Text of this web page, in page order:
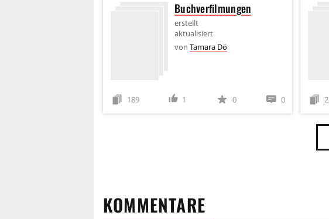
Buchverfilmungen
erstellt
aktualisiert
von Tamara Dö
189 1 0 0
KOMMENTARE